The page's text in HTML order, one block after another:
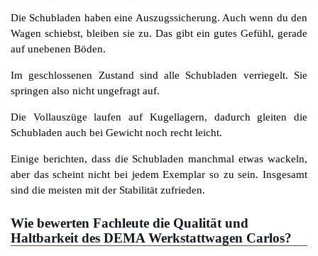
Die Schubladen haben eine Auszugssicherung. Auch wenn du den
Wagen schiebst, bleiben sie zu. Das gibt ein gutes Gefühl, gerade
auf unebenen Böden.
Im geschlossenen Zustand sind alle Schubladen verriegelt. Sie
springen also nicht ungefragt auf.
Die Vollauszüge laufen auf Kugellagern, dadurch gleiten die
Schubladen auch bei Gewicht noch recht leicht.
Einige berichten, dass die Schubladen manchmal etwas wackeln,
aber das scheint nicht bei jedem Exemplar so zu sein. Insgesamt
sind die meisten mit der Stabilität zufrieden.
Wie bewerten Fachleute die Qualität und
Haltbarkeit des DEMA Werkstattwagen Carlos?